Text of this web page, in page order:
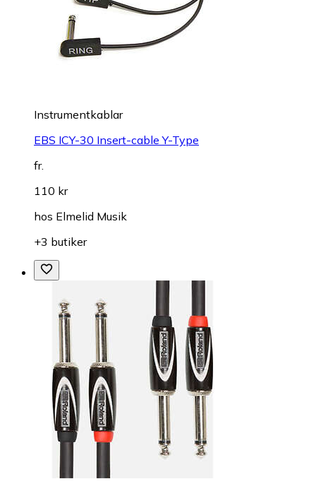
Instrumentkablar
EBS ICY-30 Insert-cable Y-Type
fr.
110 kr
hos Elmelid Musik
+3 butiker